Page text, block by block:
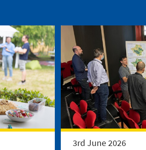
3rd June 2026